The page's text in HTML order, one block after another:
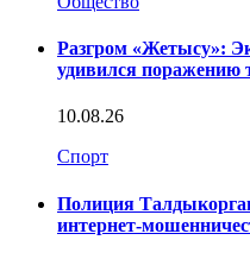
Разгром «Жетысу»:
удивился поражению
10.08.26
Спорт
Полиция
интернет-